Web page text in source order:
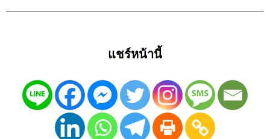
แชร์หน้านี้